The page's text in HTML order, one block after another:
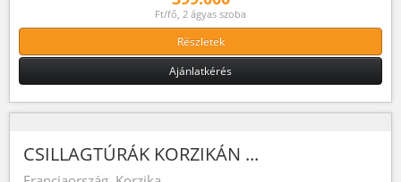
Ft/fő, 2 ágyas szoba
Részletek
Ajánlatkérés
CSILLAGTÚRÁK KORZIKÁN ...